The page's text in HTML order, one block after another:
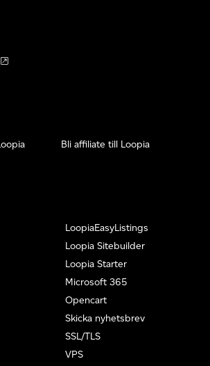
Bli affiliate till Loopia
LoopiaEasyListings
Loopia Sitebuilder
Loopia Starter
Microsoft 365
Opencart
Skicka nyhetsbrev
SSL/TLS
VPS